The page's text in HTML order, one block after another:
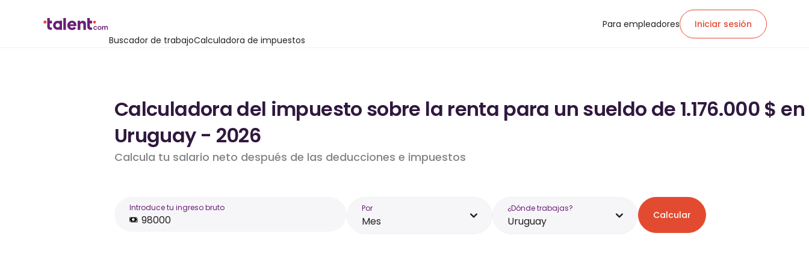
Buscador de trabajoCalculadora de impuestos
Para empleadores Iniciar sesión
Calculadora del impuesto sobre la renta para un sueldo de 1.176.000 $ en
Uruguay - 2026
Calcula tu salario neto después de las deducciones e impuestos
Introduce tu ingreso bruto Por
Mes
¿Dónde trabajas?
Uruguay Calcular